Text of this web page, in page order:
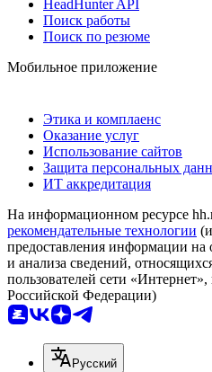
HeadHunter API
Поиск работы
Поиск по резюме
Мобильное приложение
Этика и комплаенс
Оказание услуг
Использование сайтов
Защита персональных
ИТ аккредитация
На информационном ресурсе
рекомендательные технологии
предоставления информации на
и анализа сведений,
пользователей сети
Российской Федерации)
Русский